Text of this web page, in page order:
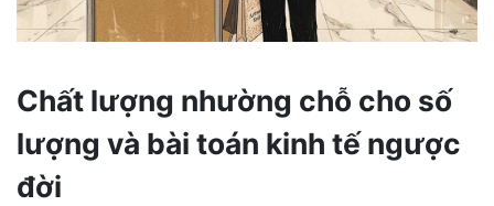
Chất lượng nhường chỗ cho số
lượng và bài toán kinh tế ngược
đời